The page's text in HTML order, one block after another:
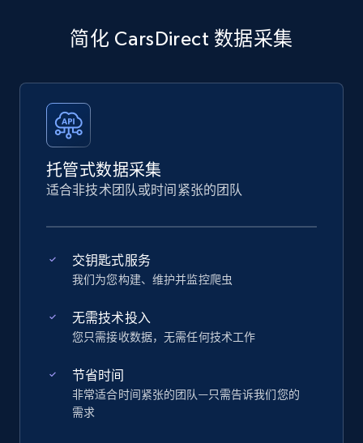
简化 CarsDirect 数据采集
托管式数据采集
适合非技术团队或时间紧张的团队
交钥匙式服务
我们为您构建、维护并监控爬虫
无需技术投入
您只需接收数据，无需任何技术工作
节省时间
非常适合时间紧张的团队—只需告诉我们您的
需求